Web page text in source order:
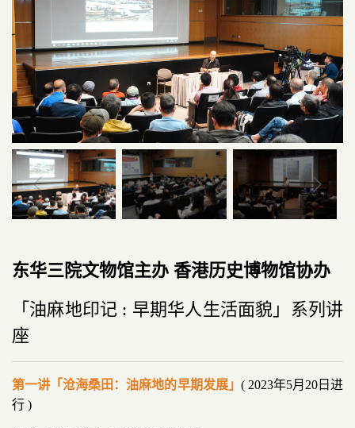
东华三院文物馆主办 香港历史博物馆协办
「油麻地印记 : 早期华人生活面貌」系列讲
座
第一讲「沧海桑田：油麻地的早期发展」 ( 2023年5月20日进
行 )